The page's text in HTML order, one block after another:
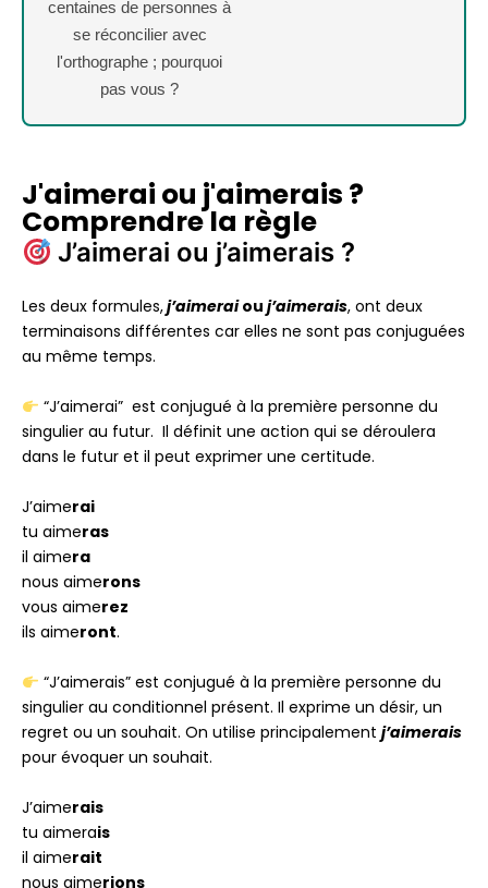
centaines de personnes à
se réconcilier avec
l'orthographe ; pourquoi
pas vous ?
J'aimerai ou j'aimerais ?
Comprendre la règle
J’aimerai ou j’aimerais ?
Les deux formules,j’aimeraiou j’aimerais, ont deux
terminaisons différentes car elles ne sont pas conjuguées
au même temps.
“J’aimerai” est conjugué à la première personne du
singulier au futur. Il définit une action qui se déroulera
dans le futur et il peut exprimer une certitude.
J’aimerai
tu aimeras
il aimera
nous aimerons
vous aimerez
ils aimeront.
“J’aimerais” est conjugué à la première personne du
singulier au conditionnel présent. Il exprime un désir, un
regret ou un souhait. On utilise principalement j’aimerais
pour évoquer un souhait.
J’aimerais
tu aimerais
il aimerait
nous aimerions